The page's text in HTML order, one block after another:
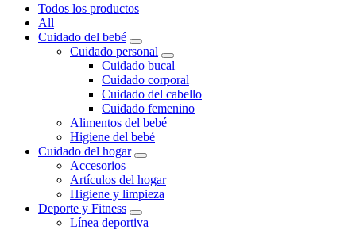
Todos los productos
All
Cuidado del bebé
Cuidado personal
Cuidado bucal
Cuidado corporal
Cuidado del cabello
Cuidado femenino
Alimentos del bebé
Higiene del bebé
Cuidado del hogar
Accesorios
Artículos del hogar
Higiene y limpieza
Deporte y Fitness
Línea deportiva